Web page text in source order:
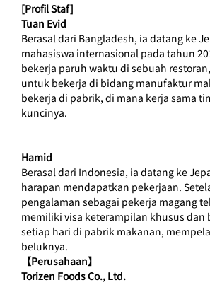
[Profil Staf]
Tuan Evid
Berasal dari Bangladesh, ia datang ke
mahasiswa internasional pada tahun
bekerja paruh waktu di sebuah
untuk bekerja di bidang manufaktur
bekerja di pabrik, di mana kerja sama
kuncinya.
Hamid
Berasal dari Indonesia, ia datang ke
harapan mendapatkan pekerjaan.
pengalaman sebagai pekerja magang
memiliki visa keterampilan khusus dan
setiap hari di pabrik makanan,
beluknya.
【Perusahaan】
Torizen Foods Co., Ltd.